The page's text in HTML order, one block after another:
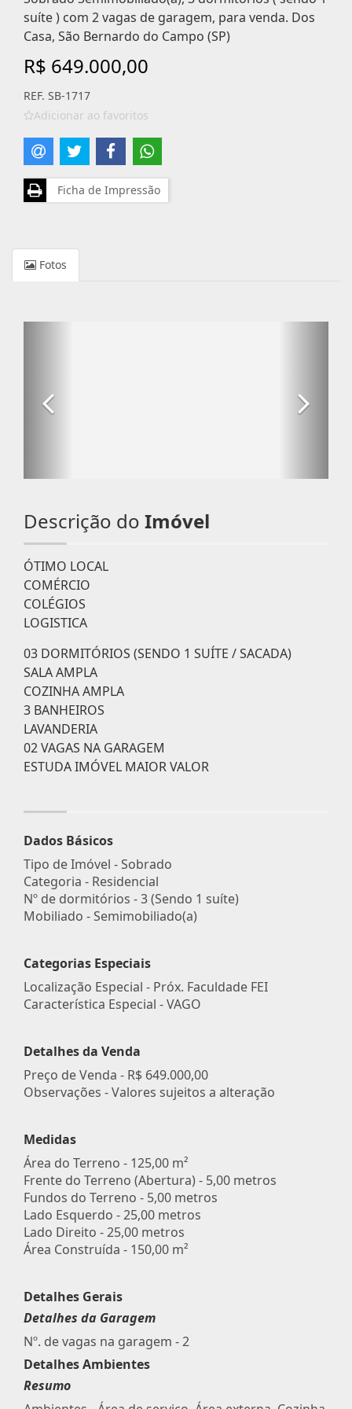
suíte ) com 2 vagas de garagem, para venda. Dos
Casa, São Bernardo do Campo (SP)
R$ 649.000,00
REF. SB-1717
Adicionar ao favoritos
Ficha de Impressão
Fotos
Descrição do Imóvel
ÓTIMO LOCAL
COMÉRCIO
COLÉGIOS
LOGISTICA
03 DORMITÓRIOS (SENDO 1 SUÍTE / SACADA)
SALA AMPLA
COZINHA AMPLA
3 BANHEIROS
LAVANDERIA
02 VAGAS NA GARAGEM
ESTUDA IMÓVEL MAIOR VALOR
Dados Básicos
Tipo de Imóvel - Sobrado
Categoria - Residencial
Nº de dormitórios - 3 (Sendo 1 suíte)
Mobiliado - Semimobiliado(a)
Categorias Especiais
Localização Especial - Próx. Faculdade FEI
Característica Especial - VAGO
Detalhes da Venda
Preço de Venda - R$ 649.000,00
Observações - Valores sujeitos a alteração
Medidas
Área do Terreno - 125,00 m²
Frente do Terreno (Abertura) - 5,00 metros
Fundos do Terreno - 5,00 metros
Lado Esquerdo - 25,00 metros
Lado Direito - 25,00 metros
Área Construída - 150,00 m²
Detalhes Gerais
Detalhes da Garagem
Nº. de vagas na garagem - 2
Detalhes Ambientes
Resumo